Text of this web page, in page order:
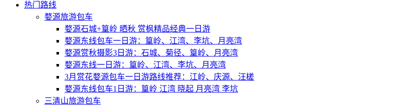
热门路线
婺源旅游包车
婺源石城+篁岭 晒秋 赏枫精品经典一日游
婺源东线包车一日游：篁岭、江湾、李坑、月亮湾
婺源赏秋摄影3日游：石城、菊径、篁岭、月亮湾
婺源东线一日游：篁岭、江湾、李坑、月亮湾
3月赏花婺源包车一日游路线推荐：江岭、庆源、汪槎
婺源东线包车1日游：篁岭 江湾 晓起 月亮湾 李坑
三清山旅游包车